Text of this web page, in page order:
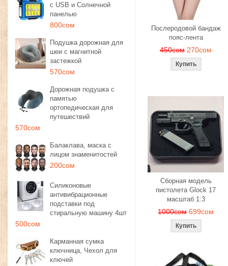
с USB и Солнечной
панелью
800сом
Подушка дорожная для
шеи с магнитной
застежкой
570сом
Дорожная подушка с
памятью
ортопедическая для
путешествий
570сом
Балаклава, маска с
лицом знаменитостей
200сом
Силиконовые
антивибрационные
подставки под
стиральную машину 4шт
500сом
Карманная сумка
ключница, Чехол для
ключей
Послеродовой бандаж
пояс-лента
450сом 270сом
Сборная модель
пистолета Glock 17
масштаб 1:3
1000сом 699сом